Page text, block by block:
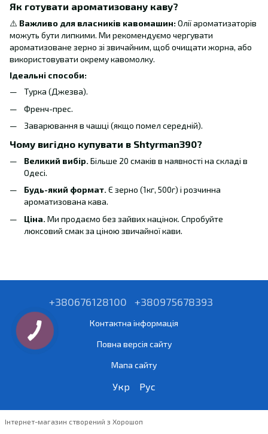
Як готувати ароматизовану каву?
⚠️ Важливо для власників кавомашин:Олії ароматизаторів
можуть бути липкими. Ми рекомендуємо чергувати
ароматизоване зерно зі звичайним, щоб очищати жорна, або
використовувати окрему кавомолку.
Ідеальні способи:
Турка (Джезва).
Френч-прес.
Заварювання в чашці (якщо помел середній).
Чому вигідно купувати в Shtyrman390?
Великий вибір. Більше 20 смаків в наявності на складі в
Одесі.
Будь-який формат. Є зерно (1кг, 500г) і розчинна
ароматизована кава.
Ціна. Ми продаємо без зайвих націнок. Спробуйте
люксовий смак за ціною звичайної кави.
+380676128100 +380975678393
Контактна інформація
Повна версія сайту
Мапа сайту
Укр Рус
Інтернет-магазин створений з Хорошоп